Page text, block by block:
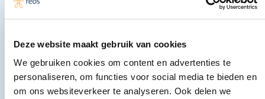
Deze website maakt gebruik van cookies
We gebruiken cookies om content en advertenties te
personaliseren, om functies voor social media te bieden en
om ons websiteverkeer te analyseren. Ook delen we